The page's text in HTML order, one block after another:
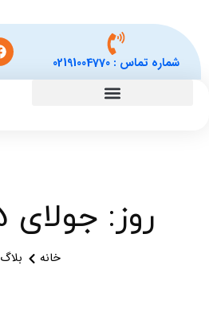
شماره تماس :02191004770
روز: جولای 5, 2020
خانه بلاگ